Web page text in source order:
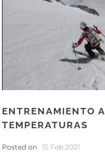
ENTRENAMIENTO
TEMPERATURAS
Posted on 15 Feb 2021